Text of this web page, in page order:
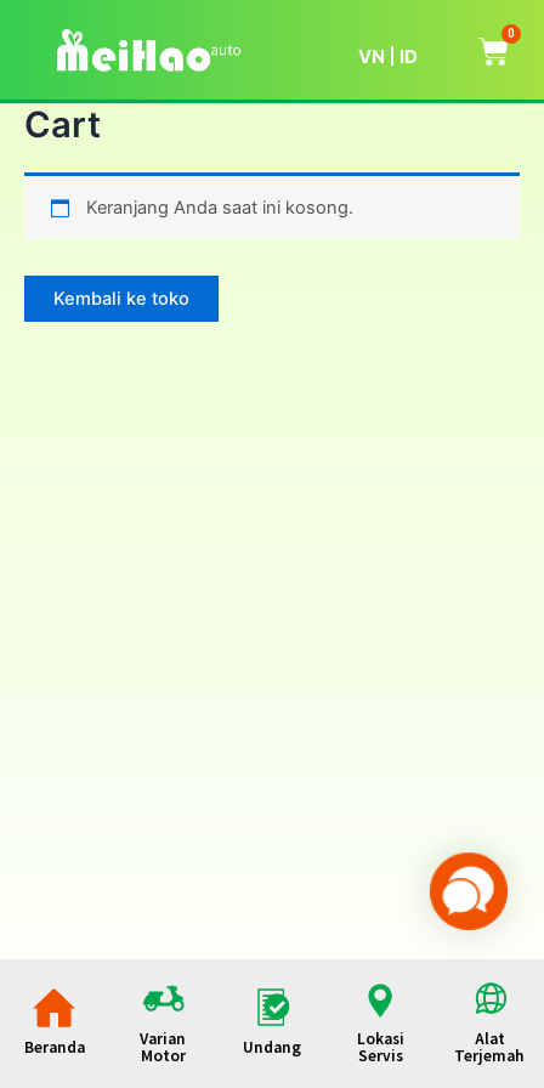
VN ID
0
Cart
Keranjang Anda saat ini kosong.
Kembali ke toko
Beranda
Varian
Motor
Undang
Lokasi
Servis
Alat
Terjemah